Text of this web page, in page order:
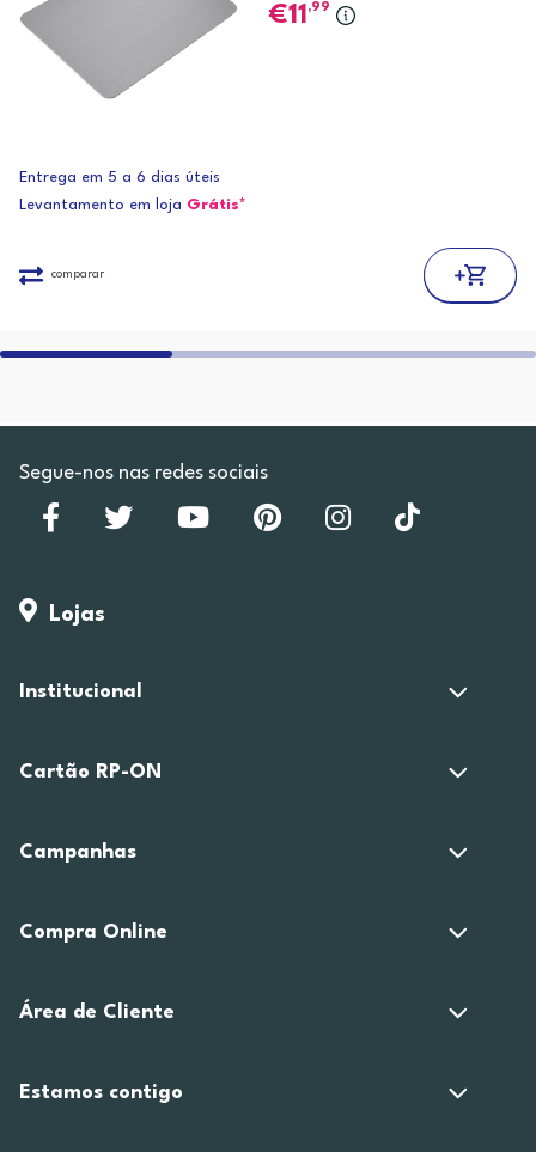
11,99
Entrega em 5 a 6 dias úteis
Levantamento em loja Grátis*
comparar
Segue-nos nas redes sociais
Lojas
Institucional
Cartão RP-ON
Campanhas
Compra Online
Área de Cliente
Estamos contigo